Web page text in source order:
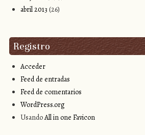
abril 2013 (26)
Registro
Acceder
Feed de entradas
Feed de comentarios
WordPress.org
UsandoAll in one Favicon